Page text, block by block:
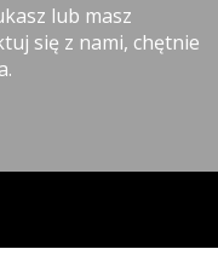
lub masz
się z nami, chętnie